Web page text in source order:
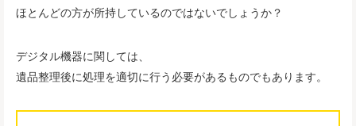
ほとんどの方が所持しているのではないでしょうか？
デジタル機器に関しては、
遺品整理後に処理を適切に行う必要があるものでもあります。